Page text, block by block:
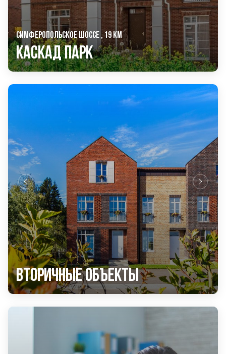
СИМФЕРОПОЛЬСКОЕ ШОССЕ , 19 КМ
Каскад Парк
Вторичные объекты